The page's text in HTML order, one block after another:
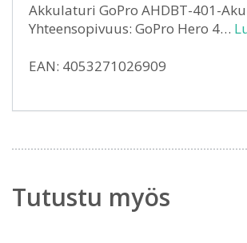
Akkulaturi GoPro AHDBT-401-
Yhteensopivuus: GoPro Hero 4…
EAN: 4053271026909
Tutustu myös